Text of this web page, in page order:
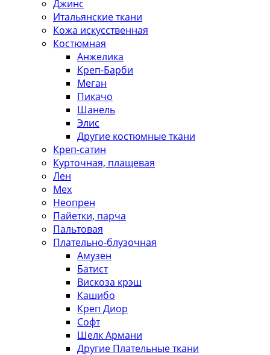
Джинс
Итальянские ткани
Кожа искусственная
Костюмная
Анжелика
Креп-Барби
Меган
Пикачо
Шанель
Элис
Другие костюмные ткани
Креп-сатин
Курточная, плащевая
Лен
Мех
Неопрен
Пайетки, парча
Пальтовая
Плательно-блузочная
Амузен
Батист
Вискоза крэш
Кашибо
Креп Диор
Софт
Шелк Армани
Другие Плательные ткани